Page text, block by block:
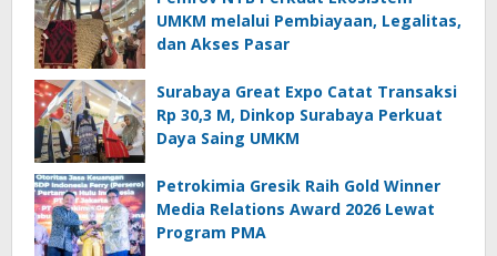
UMKM melalui Pembiayaan, Legalitas,
dan Akses Pasar
Surabaya Great Expo Catat Transaksi
Rp 30,3 M, Dinkop Surabaya Perkuat
Daya Saing UMKM
Petrokimia Gresik Raih Gold Winner
Media Relations Award 2026 Lewat
Program PMA